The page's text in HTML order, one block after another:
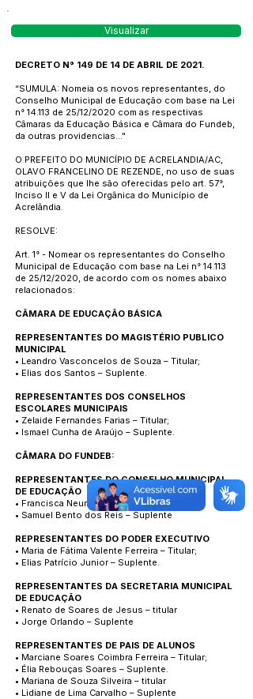
Visualizar
DECRETO N° 149 DE 14 DE ABRIL DE 2021.
“SUMULA: Nomeia os novos representantes, do
Conselho Municipal de Educação com base na Lei
n° 14.113 de 25/12/2020 com as respectivas
Câmaras da Educação Básica e Câmara do Fundeb,
da outras providencias..."
O PREFEITO DO MUNICÍPIO DE ACRELANDIA/AC,
OLAVO FRANCELINO DE REZENDE, no uso de suas
atribuições que lhe são oferecidas pelo art. 57°,
Inciso II e V da Lei Orgânica do Município de
Acrelândia.
RESOLVE:
Art. 1° - Nomear os representantes do Conselho
Municipal de Educação com base na Lei n° 14.113
de 25/12/2020, de acordo com os nomes abaixo
relacionados:
CÃMARA DE EDUCAÇÃO BÁSICA
REPRESENTANTES DO MAGISTÉRIO PUBLICO
MUNICIPAL
• Leandro Vasconcelos de Souza – Titular;
• Elias dos Santos – Suplente.
REPRESENTANTES DOS CONSELHOS
ESCOLARES MUNICIPAIS
• Zelaide Fernandes Farias – Titular;
• Ismael Cunha de Araújo – Suplente.
CÂMARA DO FUNDEB:
REPRESENTANTES DO CONSELHO MUNICIPAL
DE EDUCAÇÃO
• Francisca Neuma Melo Lima – Titular
• Samuel Bento dos Reis – Suplente
REPRESENTANTES DO PODER EXECUTIVO
• Maria de Fátima Valente Ferreira – Titular;
• Elias Patrício Junior – Suplente.
REPRESENTANTES DA SECRETARIA MUNICIPAL
DE EDUCAÇÃO
• Renato de Soares de Jesus – titular
• Jorge Orlando – Suplente
REPRESENTANTES DE PAIS DE ALUNOS
• Marciane Soares Coimbra Ferreira – Titular;
• Élia Rebouças Soares – Suplente.
• Mariana de Souza Silveira – titular
• Lidiane de Lima Carvalho – Suplente